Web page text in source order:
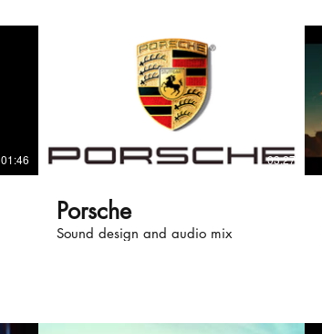
01:46 03:27
Porsche
Sound design and audio mix